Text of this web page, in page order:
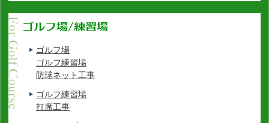
ゴルフ場
ゴルフ練習場
防球ネット工事
ゴルフ練習場
打席工事